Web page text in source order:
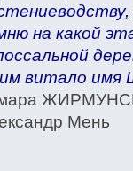
на какой
витало имя
Мень